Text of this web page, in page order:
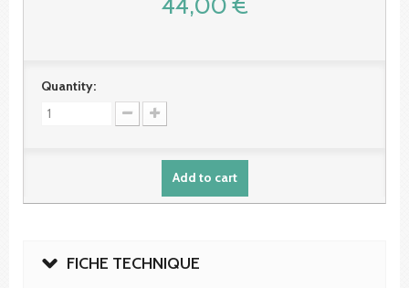
Quantity:
Add to cart
FICHE TECHNIQUE